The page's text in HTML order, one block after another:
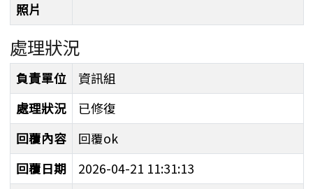
照片
處理狀況
處理狀況
負責單位
資訊組
處理狀況
已修復
回覆內容
回覆ok
回覆日期
2026-04-21 11:31:13